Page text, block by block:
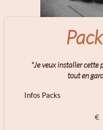
"Je veux installer cette
tout en
Infos Packs
soit 23€ la
Idéal pour un
€